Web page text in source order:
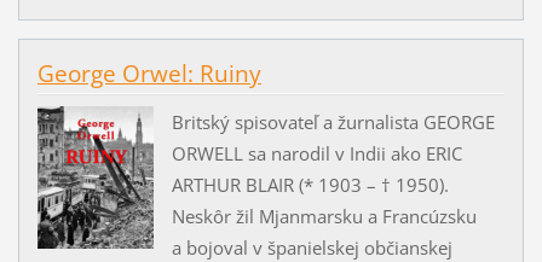
George Orwel: Ruiny
Britský spisovateľ a žurnalista GEORGE
ORWELL sa narodil v Indii ako ERIC
ARTHUR BLAIR (* 1903 – † 1950).
Neskôr žil Mjanmarsku a Francúzsku
a bojoval v španielskej občianskej